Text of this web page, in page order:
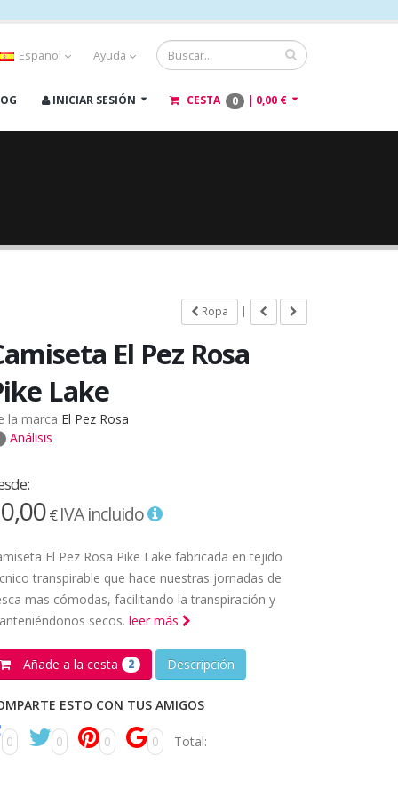
Español Ayuda
INICIAR SESIÓN CESTA 0 | 0,00 €
Ropa |
El Pez Rosa
Lake
la marca El Pez Rosa
Análisis
€IVA incluido
El Pez Rosa Pike Lake fabricada en tejido
transpirable que hace nuestras jornadas de
mas cómodas, facilitando la transpiración y
secos. leer más
Añade a la cesta 2 Descripción
ESTO CON TUS AMIGOS
0 0 0 0 Total: